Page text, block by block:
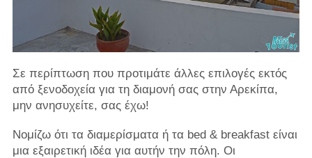
Σε περίπτωση που προτιμάτε άλλες επιλογές εκτός
από ξενοδοχεία για τη διαμονή σας στην Αρεκίπα,
μην ανησυχείτε, σας έχω!
Νομίζω ότι τα διαμερίσματα ή τα bed & breakfast είναι
μια εξαιρετική ιδέα για αυτήν την πόλη. Οι